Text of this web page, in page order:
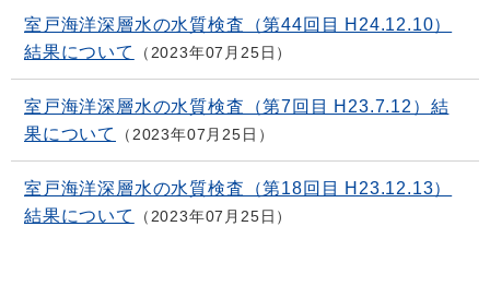
室戸海洋深層水の水質検査（第44回目 H24.12.10）
結果について
2023年07月25日
室戸海洋深層水の水質検査（第7回目 H23.7.12）結
果について
2023年07月25日
室戸海洋深層水の水質検査（第18回目 H23.12.13）
結果について
2023年07月25日